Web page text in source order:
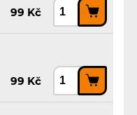
99 Kč
99 Kč